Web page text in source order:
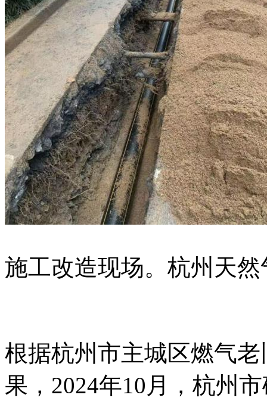
施工改造现场。杭州天
根据杭州市主城区燃气
果，2024年10月，杭州